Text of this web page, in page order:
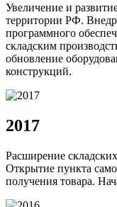
Увеличение и
территории РФ.
программного
складским
обновление
конструкций.
2017
Расширение
Открытие пункта
получения товара.